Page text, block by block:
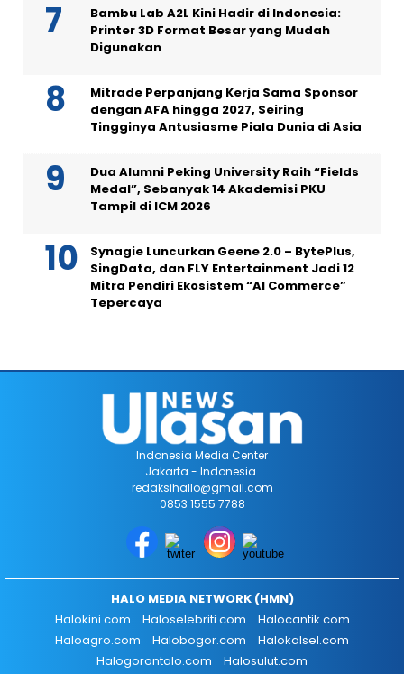
Bambu Lab A2L Kini Hadir di Indonesia:
Printer 3D Format Besar yang Mudah
Digunakan
Mitrade Perpanjang Kerja Sama Sponsor
dengan AFA hingga 2027, Seiring
Tingginya Antusiasme Piala Dunia di Asia
Dua Alumni Peking University Raih “Fields
Medal”, Sebanyak 14 Akademisi PKU
Tampil di ICM 2026
Synagie Luncurkan Geene 2.0 – BytePlus,
SingData, dan FLY Entertainment Jadi 12
Mitra Pendiri Ekosistem “AI Commerce”
Tepercaya
Indonesia Media Center
Jakarta - Indonesia.
redaksihallo@gmail.com
0853 1555 7788
HALO MEDIA NETWORK (HMN)
Halokini.com
Haloselebriti.com
Halocantik.com
Haloagro.com
Halobogor.com
Halokalsel.com
Halogorontalo.com
Halosulut.com